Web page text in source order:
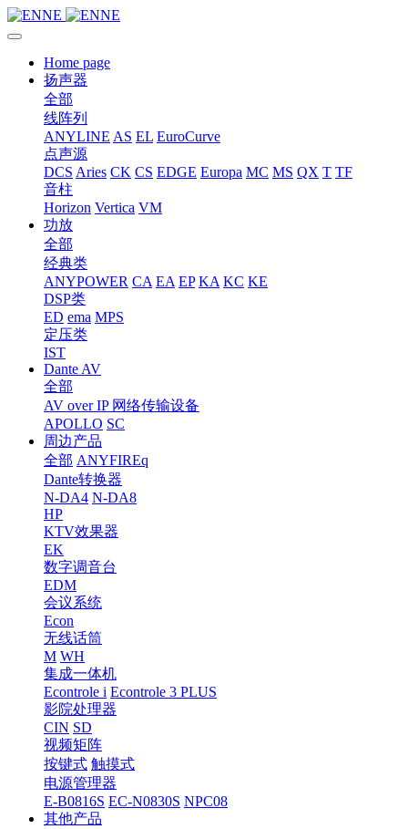
Home page
扬声器
全部
线阵列
ANYLINE AS EL EuroCurve
点声源
DCS Aries CK CS EDGE Europa MC MS QX T TF
音柱
Horizon Vertica VM
功放
全部
经典类
ANYPOWER CA EA EP KA KC KE
DSP类
ED ema MPS
定压类
IST
Dante AV
全部
AV over IP 网络传输设备
APOLLO SC
周边产品
全部 ANYFIREq
Dante转换器
N-DA4 N-DA8
HP
KTV效果器
EK
数字调音台
EDM
会议系统
Econ
无线话筒
M WH
集成一体机
Econtrole i Econtrole 3 PLUS
影院处理器
CIN SD
视频矩阵
按键式 触摸式
电源管理器
E-B0816S EC-N0830S NPC08
其他产品